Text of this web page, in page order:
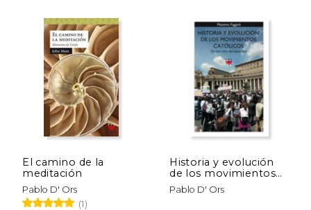
50%
dcto. $ 26.76
50%
dcto.
El camino de la
meditación
Pablo D' Ors
(1)
Historia y evolución
de los movimientos
católicos. De León
XIII a Benedicto XVI
Pablo D' Ors